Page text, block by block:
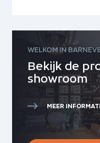
WELKOM IN
Bekijk de
showroom
MEER